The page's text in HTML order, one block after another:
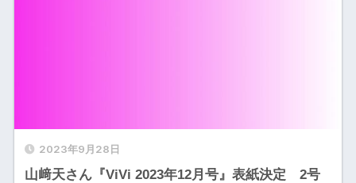
2023年9月28日
山﨑天さん『ViVi 2023年12月号』表紙決定 2号